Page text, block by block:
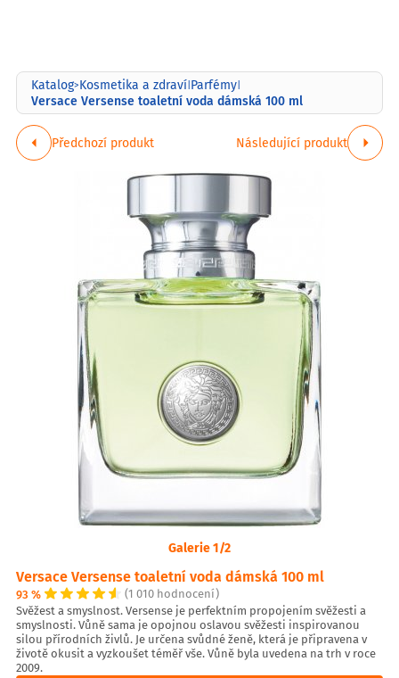
Katalog>Kosmetika a zdraví|Parfémy|
Versace Versense toaletní voda dámská 100 ml
Předchozí produkt Následující produkt
Galerie 1/2
Versace Versense toaletní voda dámská 100 ml
93 %
(1 010 hodnocení)
Svěžest a smyslnost. Versense je perfektním propojením svěžesti a
smyslnosti. Vůně sama je opojnou oslavou svěžesti inspirovanou
silou přírodních živlů. Je určena svůdné ženě, která je připravena v
životě okusit a vyzkoušet téměř vše. Vůně byla uvedena na trh v roce
2009.